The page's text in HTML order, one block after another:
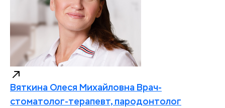
Вяткина Олеся Михайловна Врач-
стоматолог-терапевт, пародонтолог